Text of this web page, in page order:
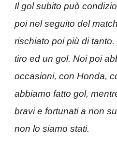
Il gol subito può
poi nel seguito del
rischiato poi più di
tiro ed un gol. Noi poi
occasioni, con Honda,
abbiamo fatto gol,
bravi e fortunati a non
non lo siamo stati.